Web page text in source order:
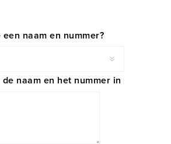
een naam en nummer?
naam en het nummer in